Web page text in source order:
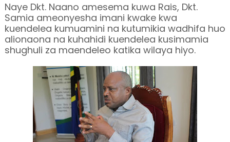
Naye Dkt. Naano amesema kuwa Rais, Dkt.
Samia ameonyesha imani kwake kwa
kuendelea kumuamini na kutumikia wadhifa huo
alionaona na kuhahidi kuendelea kusimamia
shughuli za maendeleo katika wilaya hiyo.